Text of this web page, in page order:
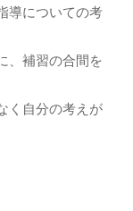
導についての考
、補習の合間を
く自分の考えが